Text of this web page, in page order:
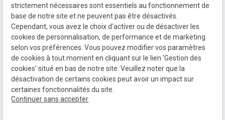
Domaines de compétence
Actualités
Contact
SIRET :
80771512300020
Mentions légales
Politique de
confidentialité
Plan du site
strictement nécessaires sont essentiels au fonctionnement de
base de notre site et ne peuvent pas être désactivés.
Cependant, vous avez le choix d'activer ou de désactiver les
cookies de personnalisation, de performance et de marketing
selon vos préférences. Vous pouvez modifier vos paramètres
de cookies à tout moment en cliquant sur le lien 'Gestion des
cookies' situé en bas de notre site. Veuillez noter que la
désactivation de certains cookies peut avoir un impact sur
certaines fonctionnalités du site.
Continuer sans accepter